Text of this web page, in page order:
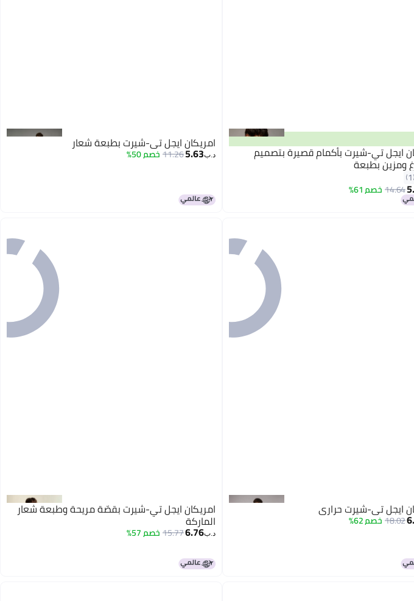
ايجل تي-شيرت بأكمام قصيرة بتصميم
ومزين بطبعة
1
14.64خصم 61%
امريكان ايجل تي-شيرت بطبعة شعار
د.ب‏5.63
11.26 خصم 50%
ايجل تي-شيرت حراري
18.02خصم 62%
امريكان ايجل تي-شيرت بقصّة مريحة وطبعة شعار
الماركة
د.ب‏6.76
15.77 خصم 57%